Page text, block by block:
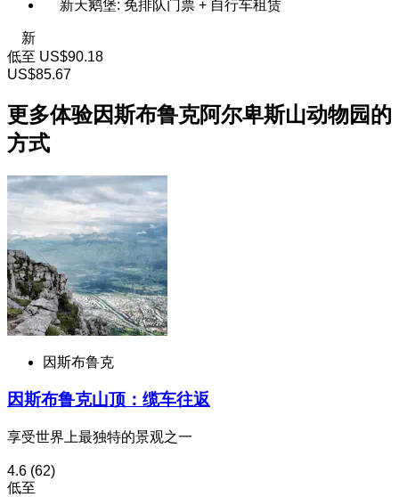
新天鹅堡: 免排队门票 + 自行车租赁
新
低至 US$90.18
US$85.67
更多体验因斯布鲁克阿尔卑斯山动物园的
方式
因斯布鲁克
因斯布鲁克山顶：缆车往返
享受世界上最独特的景观之一
4.6 (62)
低至